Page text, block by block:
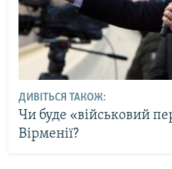
ДИВІТЬСЯ ТАКОЖ:
Чи буде «військовий
Вірменії?